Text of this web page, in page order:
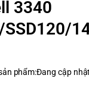
3340
phẩm:Đang cập nhật